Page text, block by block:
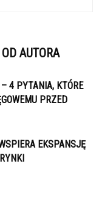
AUTORA
4 PYTANIA, KTÓRE
PRZED
EKSPANSJĘ